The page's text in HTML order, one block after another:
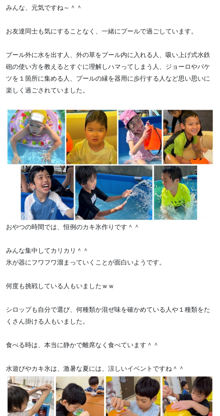
みんな、元気ですね～＾＾
お友達同士も気にすることなく、一緒にプールで過ごしています。
プール外に水を出す人、外の草をプール内に入れる人、吸い上げ式水鉄
砲の使い方を教えるとすぐに理解しハマってしまう人、ジョーロやバケ
ツを１箇所に集める人、プールの縁を器用に歩行する人など思い思いに
楽しく過ごされていました。
おやつの時間では、恒例のカキ氷作りです＾＾
みんな集中してカリカリ＾＾
氷が器にフワフワ溜まっていくことが面白いようです。
何度も挑戦している人もいましたｗｗ
シロップも自分で選び、何種類か混ぜ味を確かめている人や１種類をた
くさん掛ける人もいました。
食べる時は、本当に静かで離席なく食べています＾＾
水遊びやカキ氷は、激暑な夏には、涼しいイベントですね＾＾